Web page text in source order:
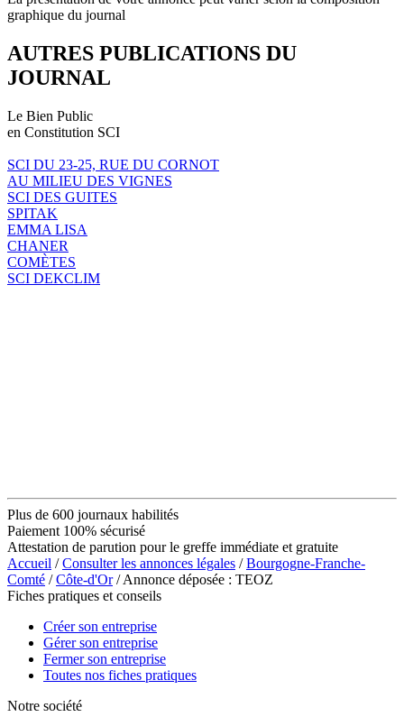
graphique du journal
AUTRES PUBLICATIONS DU
JOURNAL
Le Bien Public
en Constitution SCI
SCI DU 23-25, RUE DU CORNOT
AU MILIEU DES VIGNES
SCI DES GUITES
SPITAK
EMMA LISA
CHANER
COMÈTES
SCI DEKCLIM
Plus de 600 journaux habilités
Paiement 100% sécurisé
Attestation de parution pour le greffe immédiate et gratuite
Accueil /Consulter les annonces légales /Bourgogne-Franche-
Comté /Côte-d'Or/ Annonce déposée : TEOZ
Fiches pratiques et conseils
Créer son entreprise
Gérer son entreprise
Fermer son entreprise
Toutes nos fiches pratiques
Notre société